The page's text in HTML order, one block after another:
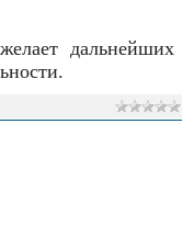
дальнейших